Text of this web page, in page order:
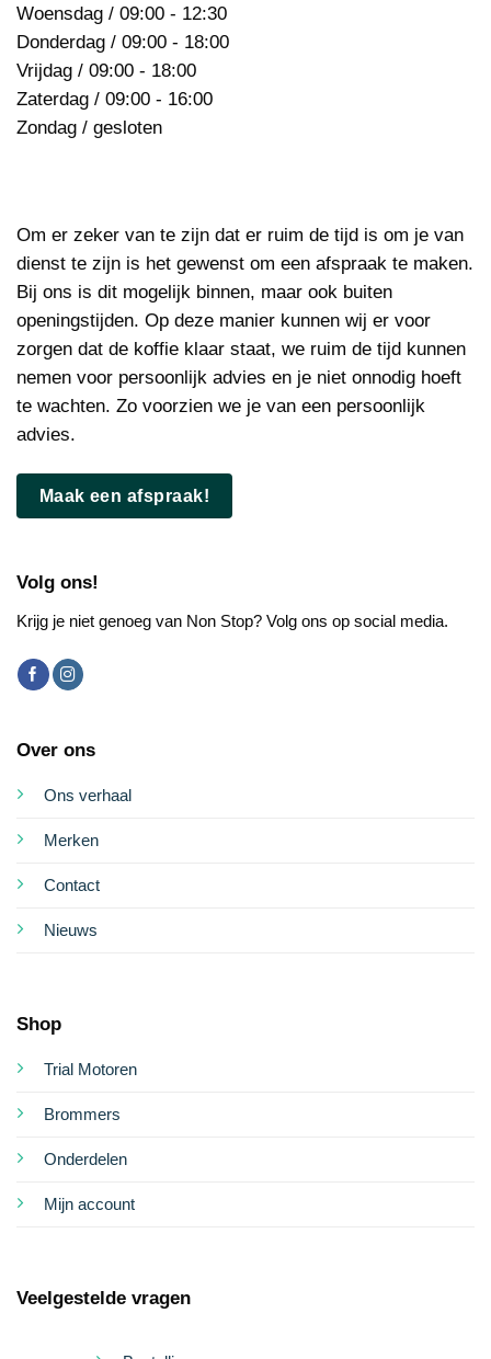
Woensdag / 09:00 - 12:30
Donderdag / 09:00 - 18:00
Vrijdag / 09:00 - 18:00
Zaterdag / 09:00 - 16:00
Zondag / gesloten
Om er zeker van te zijn dat er ruim de tijd is om je van
dienst te zijn is het gewenst om een afspraak te maken.
Bij ons is dit mogelijk binnen, maar ook buiten
openingstijden. Op deze manier kunnen wij er voor
zorgen dat de koffie klaar staat, we ruim de tijd kunnen
nemen voor persoonlijk advies en je niet onnodig hoeft
te wachten. Zo voorzien we je van een persoonlijk
advies.
Maak een afspraak!
Volg ons!
Krijg je niet genoeg van Non Stop? Volg ons op social media.
Over ons
Ons verhaal
Merken
Contact
Nieuws
Shop
Trial Motoren
Brommers
Onderdelen
Mijn account
Veelgestelde vragen